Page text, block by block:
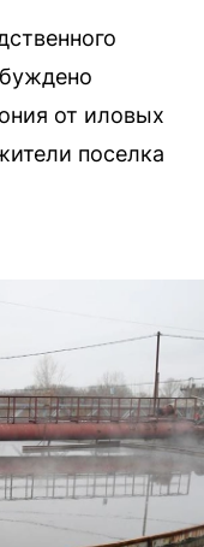
от иловых
поселка